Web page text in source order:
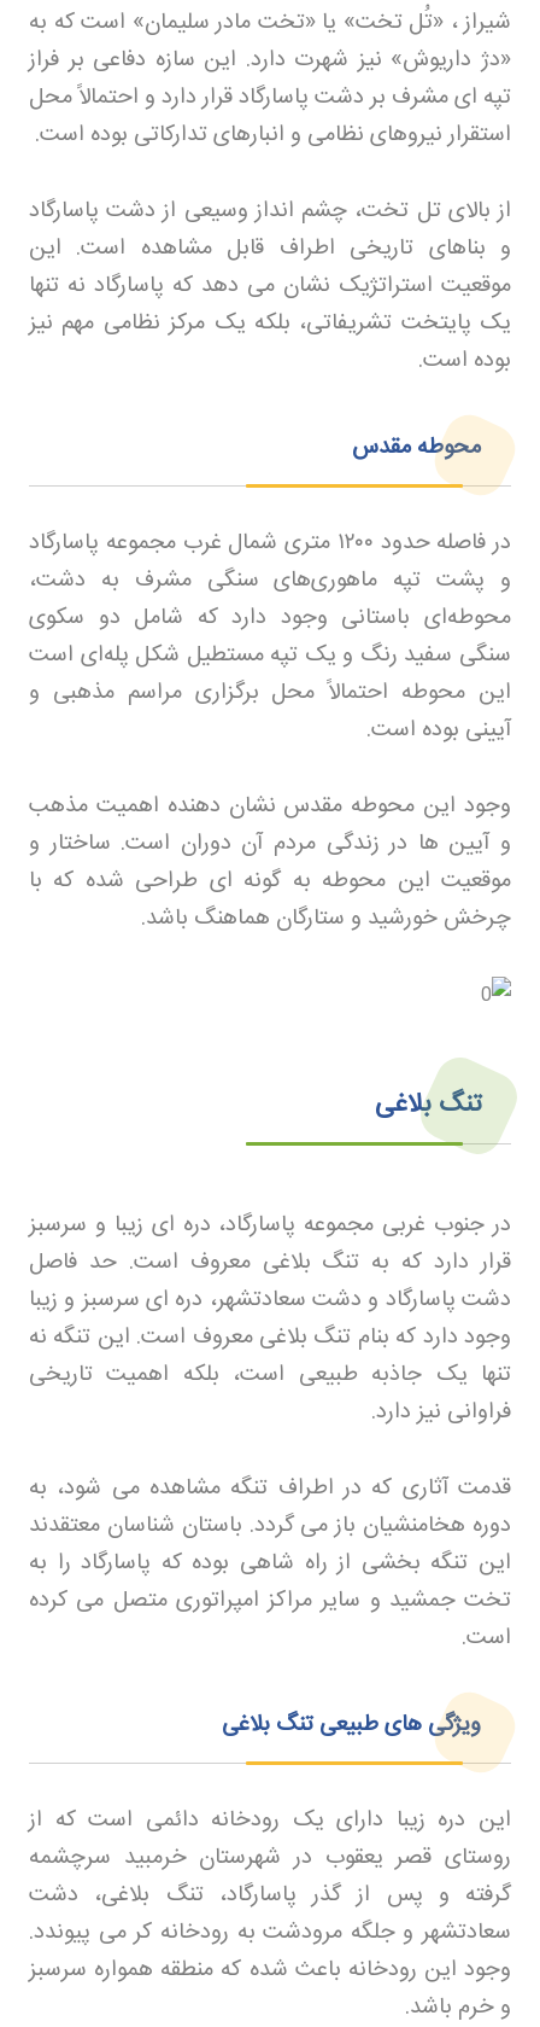
شیراز ، «تُل تخت» یا «تخت مادر سلیمان» است که به
«دژ داریوش» نیز شهرت دارد. این سازه دفاعی بر فراز
تپه ای مشرف بر دشت پاسارگاد قرار دارد و احتمالاً محل
استقرار نیروهای نظامی و انبارهای تدارکاتی بوده است.
از بالای تل تخت، چشم انداز وسیعی از دشت پاسارگاد
و بناهای تاریخی اطراف قابل مشاهده است. این
موقعیت استراتژیک نشان می دهد که پاسارگاد نه تنها
یک پایتخت تشریفاتی، بلکه یک مرکز نظامی مهم نیز
بوده است.
محوطه مقدس
در فاصله حدود ۱۲۰۰ متری شمال غرب مجموعه پاسارگاد
و پشت تپه ماهوری‌های سنگی مشرف به دشت،
محوطه‌ای باستانی وجود دارد که شامل دو سکوی
سنگی سفید رنگ و یک تپه مستطیل شکل پله‌ای است
این محوطه احتمالاً محل برگزاری مراسم مذهبی و
آیینی بوده است.
وجود این محوطه مقدس نشان دهنده اهمیت مذهب
و آیین ها در زندگی مردم آن دوران است. ساختار و
موقعیت این محوطه به گونه ای طراحی شده که با
چرخش خورشید و ستارگان هماهنگ باشد.
تنگ بلاغی
در جنوب غربی مجموعه پاسارگاد، دره ای زیبا و سرسبز
قرار دارد که به تنگ بلاغی معروف است. حد فاصل
دشت پاسارگاد و دشت سعادتشهر، دره ای سرسبز و زيبا
وجود دارد که بنام تنگ بلاغی معروف است. این تنگه نه
تنها یک جاذبه طبیعی است، بلکه اهمیت تاریخی
فراوانی نیز دارد.
قدمت آثاری که در اطراف تنگه مشاهده می شود، به
دوره هخامنشیان باز می گردد. باستان شناسان معتقدند
این تنگه بخشی از راه شاهی بوده که پاسارگاد را به
تخت جمشید و سایر مراکز امپراتوری متصل می کرده
است.
ویژگی های طبیعی تنگ بلاغی
اين دره زيبا دارای يک رودخانه دائمی است که از
روستای قصر يعقوب در شهرستان خرمبيد سرچشمه
گرفته و پس از گذر پاسارگاد، تنگ بلاغی، دشت
سعادتشهر و جلگه مرودشت به رودخانه کر می پيوندد.
وجود این رودخانه باعث شده که منطقه همواره سرسبز
و خرم باشد.